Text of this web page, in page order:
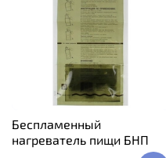
Беспламенный
нагреватель пищи БНП